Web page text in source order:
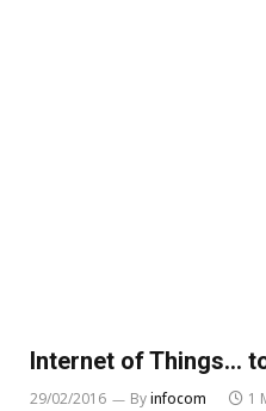
Internet of Things…
29/02/2016 Byinfocom 1